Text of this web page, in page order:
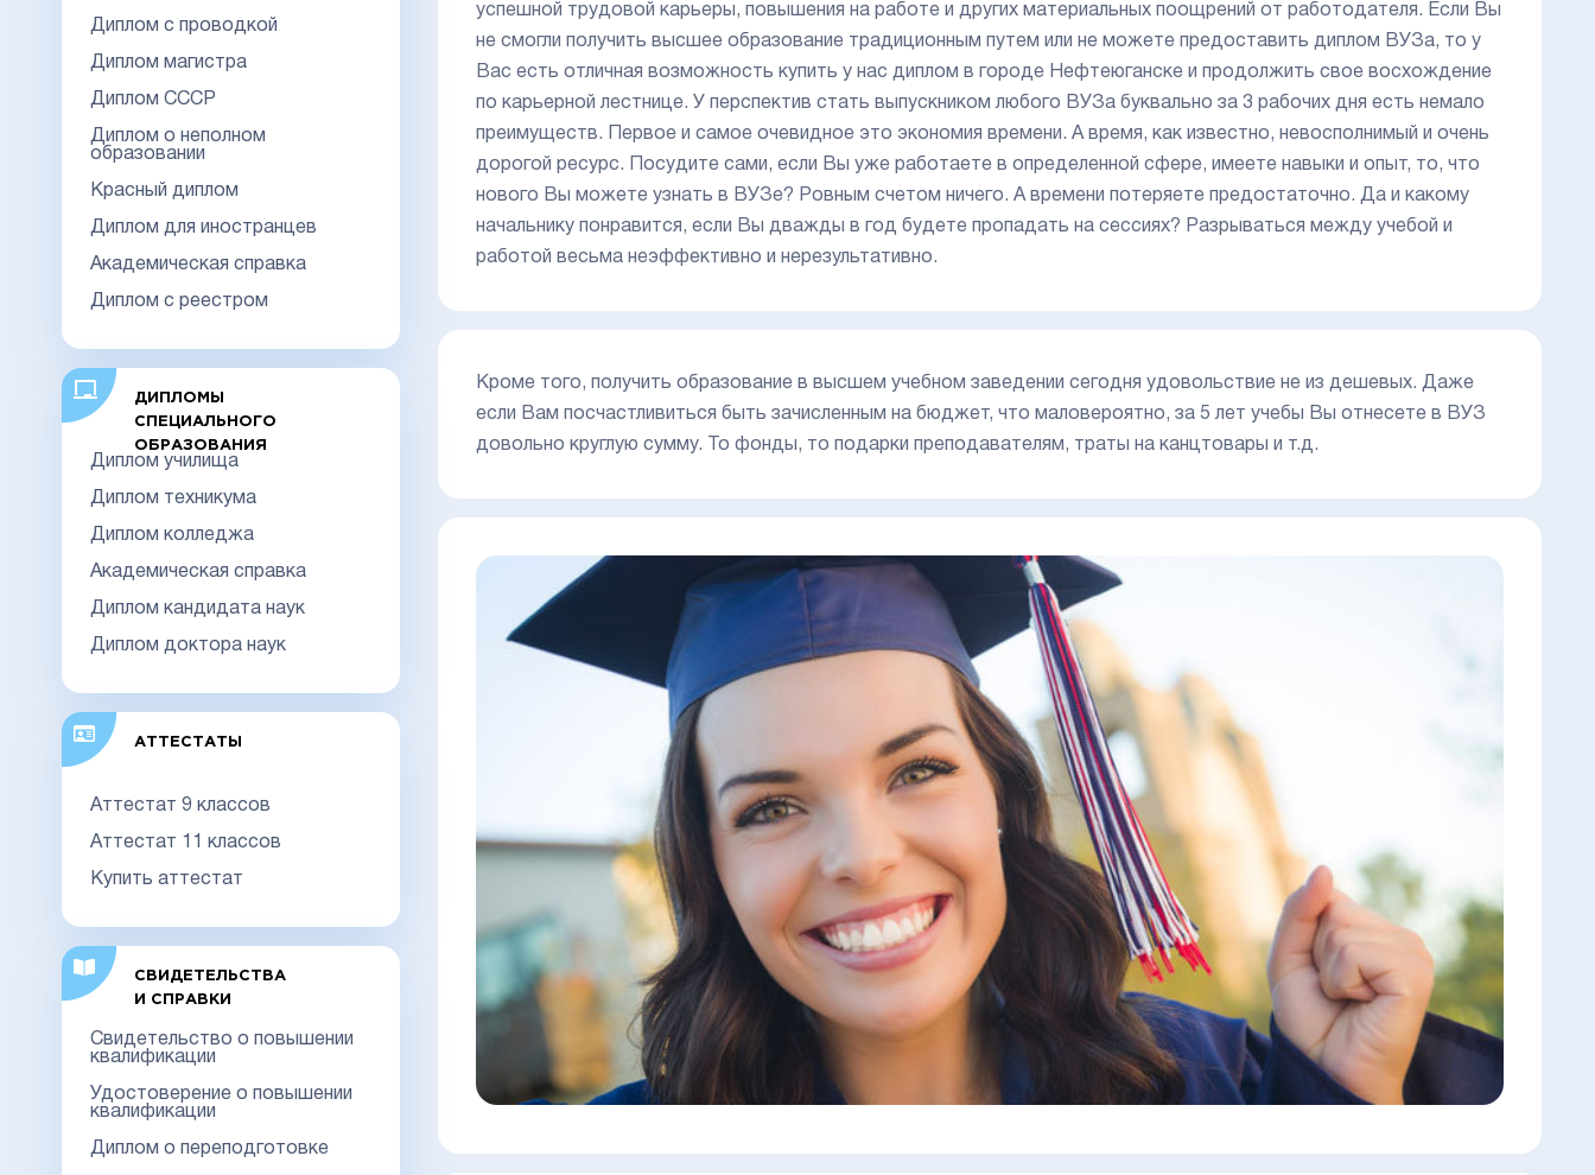
Диплом с проводкой
Диплом магистра
Диплом СССР
Диплом о неполном
образовании
Красный диплом
Диплом для иностранцев
Академическая справка
Диплом с реестром
ДИПЛОМЫ
СПЕЦИАЛЬНОГО
ОБРАЗОВАНИЯ
Диплом училища
Диплом техникума
Диплом колледжа
Академическая справка
Диплом кандидата наук
Диплом доктора наук
АТТЕСТАТЫ
Аттестат 9 классов
Аттестат 11 классов
Купить аттестат
СВИДЕТЕЛЬСТВА
И СПРАВКИ
Свидетельство о повышении
квалификации
Удостоверение о повышении
квалификации
Диплом о переподготовке
успешной трудовой карьеры, повышения на работе и других материальных поощрений от работодателя. Если Вы
не смогли получить высшее образование традиционным путем или не можете предоставить диплом ВУЗа, то у
Вас есть отличная возможность купить у нас диплом в городе Нефтеюганске и продолжить свое восхождение
по карьерной лестнице. У перспектив стать выпускником любого ВУЗа буквально за 3 рабочих дня есть немало
преимуществ. Первое и самое очевидное это экономия времени. А время, как известно, невосполнимый и очень
дорогой ресурс. Посудите сами, если Вы уже работаете в определенной сфере, имеете навыки и опыт, то, что
нового Вы можете узнать в ВУЗе? Ровным счетом ничего. А времени потеряете предостаточно. Да и какому
начальнику понравится, если Вы дважды в год будете пропадать на сессиях? Разрываться между учебой и
работой весьма неэффективно и нерезультативно.
Кроме того, получить образование в высшем учебном заведении сегодня удовольствие не из дешевых. Даже
если Вам посчастливиться быть зачисленным на бюджет, что маловероятно, за 5 лет учебы Вы отнесете в ВУЗ
довольно круглую сумму. То фонды, то подарки преподавателям, траты на канцтовары и т.д.